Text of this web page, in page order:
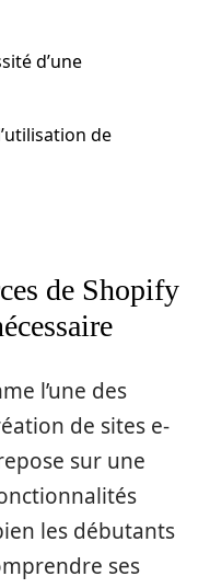
d’une
de
de Shopify
l’une des
de sites e-
sur une
les débutants
ses